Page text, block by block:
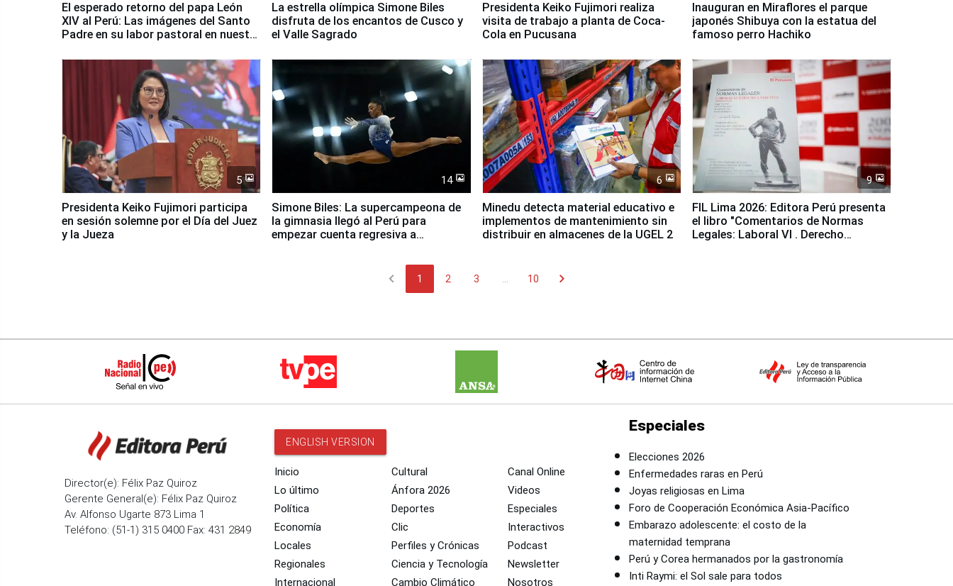
El esperado retorno del papa León
XIV al Perú: Las imágenes del Santo
Padre en su labor pastoral en nuestro
La estrella olímpica Simone Biles
disfruta de los encantos de Cusco y
el Valle Sagrado
Presidenta Keiko Fujimori realiza
visita de trabajo a planta de Coca-
Cola en Pucusana
Inauguran en Miraflores el parque
japonés Shibuya con la estatua del
famoso perro Hachiko
5
Presidenta Keiko Fujimori participa
en sesión solemne por el Día del Juez
y la Jueza
14
Simone Biles: La supercampeona de
la gimnasia llegó al Perú para
empezar cuenta regresiva a
6
Minedu detecta material educativo e
implementos de mantenimiento sin
distribuir en almacenes de la UGEL 2
9
FIL Lima 2026: Editora Perú presenta
el libro "Comentarios de Normas
Legales: Laboral Vl . Derecho
chevron_left 1 2 3 10 chevron_right
Director(e): Félix Paz Quiroz
Gerente General(e): Félix Paz Quiroz
Av. Alfonso Ugarte 873 Lima 1
Teléfono: (51-1) 315 0400 Fax: 431 2849
ENGLISH VERSION
Inicio
Lo último
Política
Economía
Locales
Regionales
Internacional
Cultural
Ánfora 2026
Deportes
Clic
Perfiles y Crónicas
Ciencia y Tecnología
Cambio Climático
Canal Online
Videos
Especiales
Interactivos
Podcast
Newsletter
Nosotros
Especiales
Elecciones 2026
Enfermedades raras en Perú
Joyas religiosas en Lima
Foro de Cooperación Económica Asia-Pacífico
Embarazo adolescente: el costo de la
maternidad temprana
Perú y Corea hermanados por la gastronomía
Inti Raymi: el Sol sale para todos